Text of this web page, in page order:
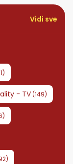
Vidi sve
)
- TV(149)
)
)